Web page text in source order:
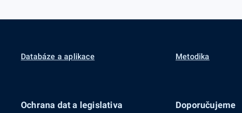
Databáze a aplikace Metodika
Ochrana dat a legislativa Doporučujeme